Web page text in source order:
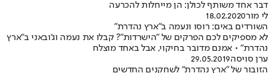
דבר אחד משותף לכולן: הן מייחלות להכרעה
לי מור18.02.2020
השורדים באים: רוסו ונעמה ב"ארץ נהדרת"
לא מספיקים לכם הפרקים של "הישרדות"? קבלו את נעמה וג'ובאני ב"ארץ
נהדרת" • אמנם מדובר בחיקוי, אבל באחד מוצלח
ערן סויסה29.05.2019
הזובור של "ארץ נהדרת" לשחקנים החדשים